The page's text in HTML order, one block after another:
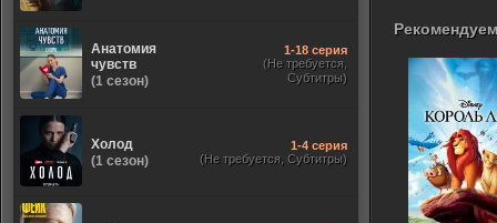
Анатомия
чувств
(1 сезон)
1-18 серия
(Не требуется,
Субтитры)
Холод
(1 сезон)
1-4 серия
(Не требуется, Субтитры)